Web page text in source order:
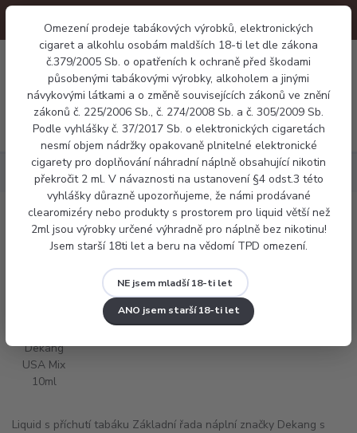
Omezení prodeje tabákových výrobků, elektronických
cigaret a alkohlu osobám maldších 18-ti let dle zákona
č.379/2005 Sb. o opatřeních k ochraně před škodami
působenými tabákovými výrobky, alkoholem a jinými
návykovými látkami a o změně souvisejících zákonů ve znění
zákonů č. 225/2006 Sb., č. 274/2008 Sb. a č. 305/2009 Sb.
Podle vyhlášky č. 37/2017 Sb. o elektronických cigaretách
nesmí objem nádržky opakovaně plnitelné elektronické
cigarety pro doplňování náhradní náplně obsahující nikotin
překročit 2 ml. V návaznosti na ustanovení §4 odst.3 této
vyhlášky důrazně upozorňujeme, že námi prodávané
clearomizéry nebo produkty s prostorem pro liquid větší než
2ml jsou výrobky určené výhradně pro náplně bez nikotinu!
Jsem starší 18ti let a beru na vědomí TPD omezení.
NE jsem mladší 18-ti let
ANO jsem starší 18-ti let
Menu
0 Kč
Náplně Tabákové E-liquid Dekang USA Mix 10ml
E-liquid Dekang USA Mix 10ml
Liquid s příchutí tabáku Základní řada náplní značky Dekang s